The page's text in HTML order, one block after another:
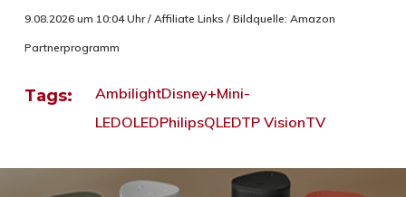
9.08.2026 um 10:04 Uhr / Affiliate Links / Bildquelle: Amazon
Partnerprogramm
Tags: AmbilightDisney+Mini-
LEDOLEDPhilipsQLEDTP VisionTV